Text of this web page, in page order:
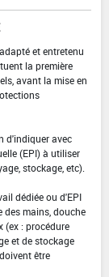
et entretenu
la première
avant la mise en
d'indiquer avec
(EPI) à utiliser
stockage, etc).
dédiée ou d'EPI
des mains, douche
(ex : procédure
et de stockage
être